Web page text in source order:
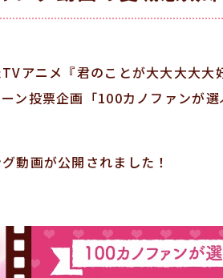
アニメ『君のことが大大大大
ン投票企画「100カノファンが
動画が公開されました！